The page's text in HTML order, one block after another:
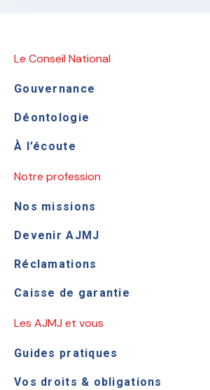
Le Conseil National
Gouvernance
Déontologie
À l’écoute
Notre profession
Nos missions
Devenir AJMJ
Réclamations
Caisse de garantie
Les AJMJ et vous
Guides pratiques
Vos droits & obligations